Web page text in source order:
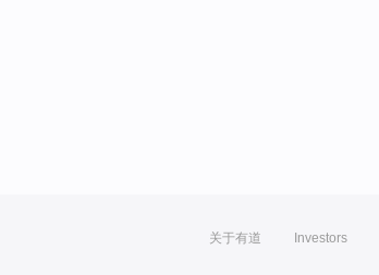
关于有道 Investors